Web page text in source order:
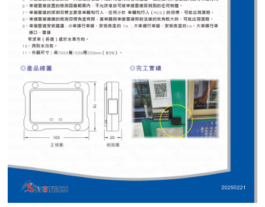
智能電子鎖系列
電動遮陽簾系列
影視對講整合系統系列